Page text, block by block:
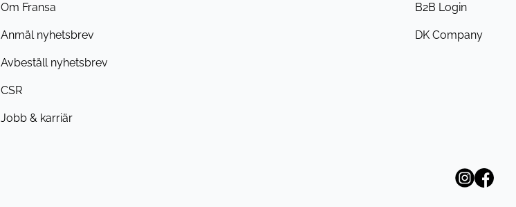
Om Fransa
Anmäl nyhetsbrev
Avbeställ nyhetsbrev
CSR
Jobb & karriär
B2B Login
DK Company